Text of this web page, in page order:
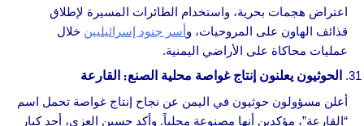
اعتراض هجمات بحرية، واستخدام الطائرات المسيرة لإطلاق
قذائف الهاون على المروحيات، وأسر جنود إسرائيليين خلال
عمليات محاكاة على الأراضي اليمنية.
الحوثيون يعلنون إنتاج غواصة محلية الصنع: القارعة
أعلن مسؤولون حوثيون في اليمن عن نجاح إنتاج غواصة تحمل اسم
“القارعة”، مؤكدين أنها مصنوعة محلياً. وأكد حسين العزي، أحد كبار